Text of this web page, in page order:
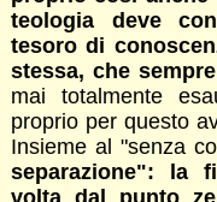
teologia deve
tesoro di
stessa, che
mai totalmente
proprio per questo
Insieme al "senza
separazione": la